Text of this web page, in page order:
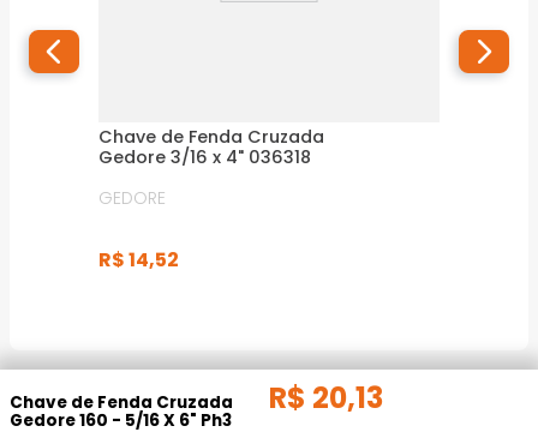
Chave de Fenda Cruzada
Gedore 3/16 x 4" 036318
GEDORE
R$14,52
Chave de Fenda Cruzada
Gedore 160 - 5/16 X 6" Ph3
R$ 20,13
INFORMAÇÕES TÉCNICAS